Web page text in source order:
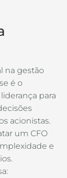
na gestão
é o
para
acionistas.
um CFO
e